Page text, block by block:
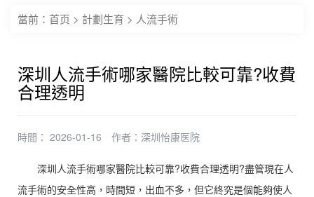
當前： 首页 > 計劃生育 > 人流手術
深圳人流手術哪家醫院比較可靠?收費
合理透明
時間： 2026-01-16 作者： 深圳怡康医院
深圳人流手術哪家醫院比較可靠?收費合理透明?盡管現在人
流手術的安全性高，時間短，出血不多，但它終究是個能夠使人